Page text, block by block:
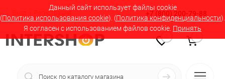
Данный сайт использует файлы cookie
(Политика использования cookie). (Политика конфиденциальности).
Я согласен с использованием файлов cookie. Принять
Вход Регистрация +7 (800) 200-79-88